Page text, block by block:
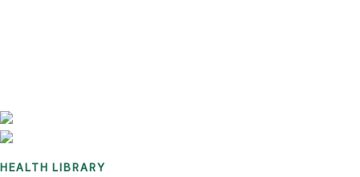
HEALTH LIBRARY